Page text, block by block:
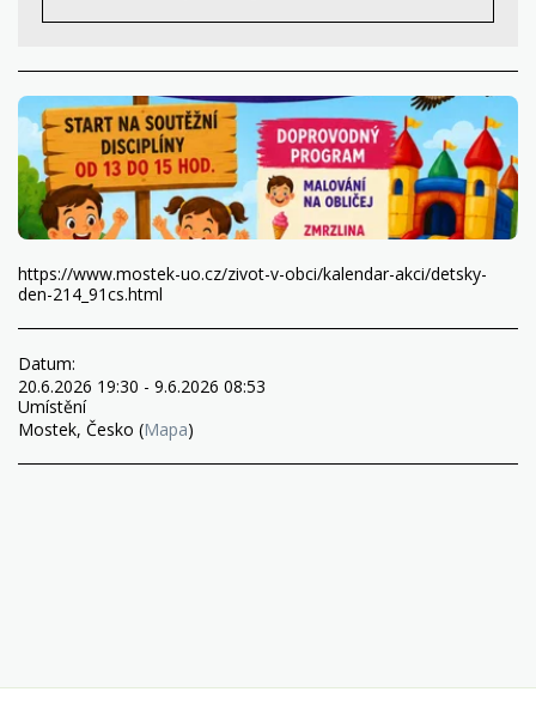
https://www.mostek-uo.cz/zivot-v-obci/kalendar-akci/detsky-
den-214_91cs.html
Datum:
20.6.2026 19:30 - 9.6.2026 08:53
Umístění
Mostek, Česko (Mapa)